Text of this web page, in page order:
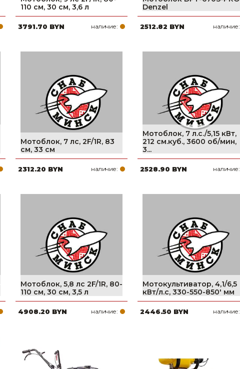
110 см, 30 см, 3,6 л
3791.70 BYN наличие:
Denzel
2512.82 BYN наличие:
Мотоблок, 7 лс, 2F/1R, 83
см, 33 см
2312.20 BYN наличие:
Мотоблок, 7 л.с./5,15 кВт,
212 см.куб., 3600 об/мин,
3...
2528.90 BYN наличие:
Мотоблок, 5,8 лс 2F/1R, 80-
110 см, 30 см, 3,5 л
4908.20 BYN наличие:
Мотокультиватор, 4,1/6,5
кВт/л.с, 330-550-850' мм
2446.50 BYN наличие: